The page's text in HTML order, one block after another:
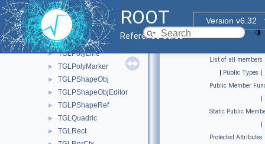
ROOT
Version v6.32
Reference Guide
► TGLPlotBox
► TGLPlotCamera
► TGLPlotCoordinates
► TGLPlotPainter
► TGLPolyLine
► TGLPolyMarker
► TGLPShapeObj
► TGLPShapeObjEditor
► TGLPShapeRef
► TGLQuadric
► TGLRect
List of all members
| Public Types |
Public Member
|
Static Public
|
Protected Attributes